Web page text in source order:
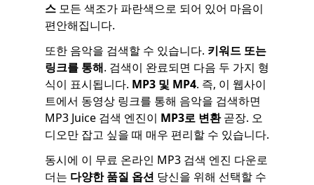
스 모든 색조가 파란색으로 되어 있어 마음이
편안해집니다.
또한 음악을 검색할 수 있습니다. 키워드 또는
링크를 통해. 검색이 완료되면 다음 두 가지 형
식이 표시됩니다. MP3 및 MP4. 즉, 이 웹사이
트에서 동영상 링크를 통해 음악을 검색하면
MP3 Juice 검색 엔진이 MP3로 변환곧장. 오
디오만 잡고 싶을 때 매우 편리할 수 있습니다.
동시에 이 무료 온라인 MP3 검색 엔진 다운로
더는 다양한 품질 옵션 당신을 위해 선택할 수